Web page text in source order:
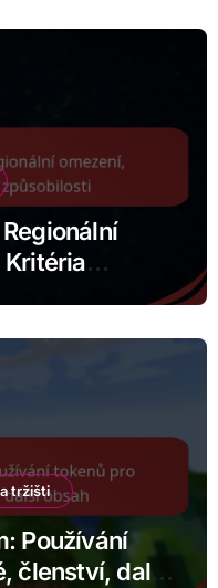
Kritéria
tržišti
Používání
členství, další